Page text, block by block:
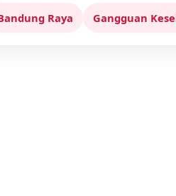
Raya Gangguan